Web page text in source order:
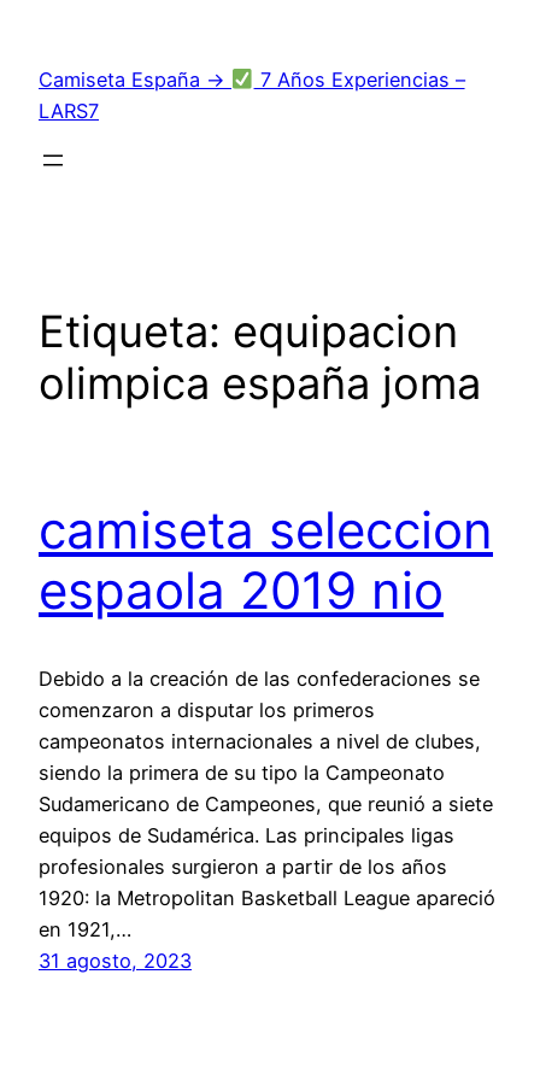
contenido
Camiseta España →
7 Años Experiencias –
LARS7
Etiqueta: equipacion
olimpica españa joma
camiseta seleccion
espaola 2019 nio
Debido a la creación de las confederaciones se
comenzaron a disputar los primeros
campeonatos internacionales a nivel de clubes,
siendo la primera de su tipo la Campeonato
Sudamericano de Campeones, que reunió a siete
equipos de Sudamérica. Las principales ligas
profesionales surgieron a partir de los años
1920: la Metropolitan Basketball League apareció
en 1921,…
31 agosto, 2023